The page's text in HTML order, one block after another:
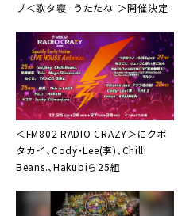
ブ＜歌タ寝 -うたたね-＞開催決定
＜FM802 RADIO CRAZY＞にクボ
タカイ、Cody・Lee(李)、Chilli
Beans.、Hakubiら25組